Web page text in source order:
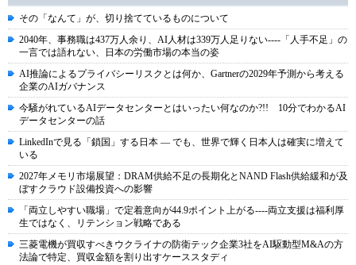
その「なんて」が、切り捨てているものについて
2040年、事務職は437万人余り、AI人材は339万人足りない----「人手不足」の
一言では語れない、日本の労働市場の本当の姿
AI推論によるプライバシーリスクとは何か、Gartnerの2029年予測から考える
企業のAIガバナンス
今騒がれているAIデータセンターとはいったい何なのか?!! 10分でわかるAI
データセンターの話
LinkedInで見る「鎖国」する日本 ― でも、世界で輝く日本人は確実に増えて
いる
2027年メモリ市場展望：DRAM供給不足の長期化とNAND Flash供給緩和が及
ぼすクラウド設備投資への影響
「両立しやすい職場」で定着意向が44.9ポイント上がる----両立支援は福利厚
生ではなく、リテンション戦略である
三菱電機が買収すべきウクライナの防衛テック企業3社をAI駆動型M&Aの方
法論で特定、買収金額を割り出すケーススタディ